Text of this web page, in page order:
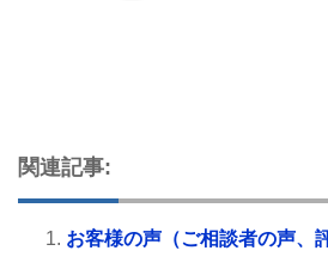
関連記事:
お客様の声（ご相談者の声、